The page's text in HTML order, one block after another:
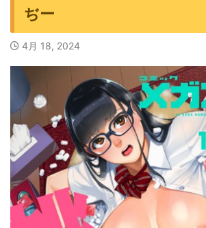
ぢー
4月 18, 2024